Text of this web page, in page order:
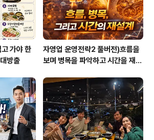
번 강연은 온..
가야 한
방출
자영업 운영전략2 풀버전)흐름을
보며 병목을 파악하고 시간을 재설